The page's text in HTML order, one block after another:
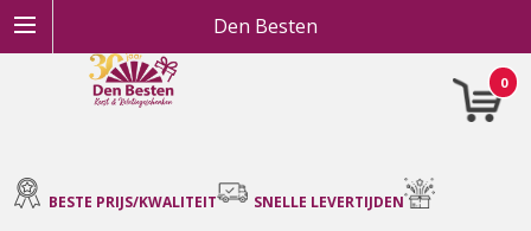
Den Besten
0
BESTE PRIJS/KWALITEIT SNELLE LEVERTIJDEN